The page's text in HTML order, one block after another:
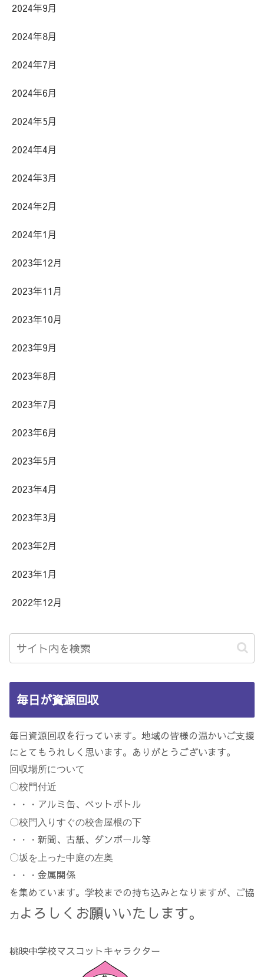
2024年9月
2024年8月
2024年7月
2024年6月
2024年5月
2024年4月
2024年3月
2024年2月
2024年1月
2023年12月
2023年11月
2023年10月
2023年9月
2023年8月
2023年7月
2023年6月
2023年5月
2023年4月
2023年3月
2023年2月
2023年1月
2022年12月
毎日が資源回収
毎日資源回収を行っています。地域の皆様の温かいご支援
にとてもうれしく思います。ありがとうございます。
回収場所について
〇校門付近
・・・ アルミ缶、ペットボトル
〇校門入りすぐの校舎屋根の下
・・・ 新聞、古紙、ダンボール等
〇坂を上った中庭の左奥
・・・ 金属関係
を集めています。学校までの持ち込みとなりますが、ご協
力 よろしくお願いいたします。
桃映中学校マスコットキャラクター